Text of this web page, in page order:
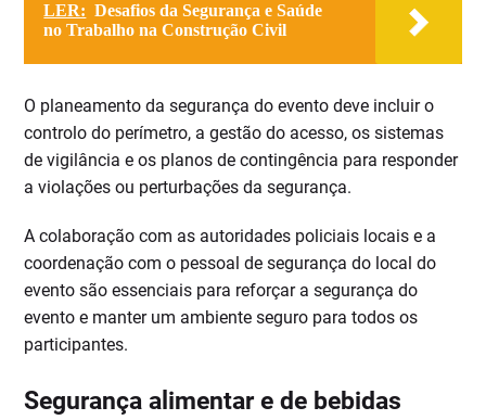
LER: Desafios da Segurança e Saúde
no Trabalho na Construção Civil
O planeamento da segurança do evento deve incluir o
controlo do perímetro, a gestão do acesso, os sistemas
de vigilância e os planos de contingência para responder
a violações ou perturbações da segurança.
A colaboração com as autoridades policiais locais e a
coordenação com o pessoal de segurança do local do
evento são essenciais para reforçar a segurança do
evento e manter um ambiente seguro para todos os
participantes.
Segurança alimentar e de bebidas